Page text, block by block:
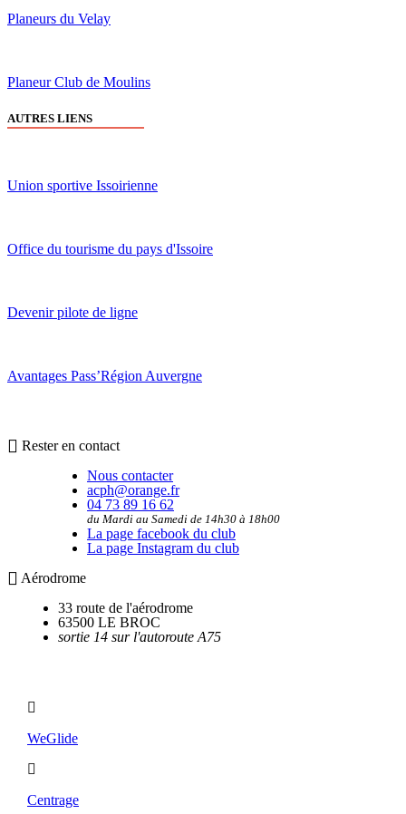
Planeurs du Velay
Planeur Club de Moulins
AUTRES LIENS
Union sportive Issoirienne
Office du tourisme du pays d'Issoire
Devenir pilote de ligne
Avantages Pass’Région Auvergne
Rester en contact
Nous contacter
acph@orange.fr
04 73 89 16 62
du Mardi au Samedi de 14h30 à 18h00
La page facebook du club
La page Instagram du club
Aérodrome
33 route de l'aérodrome
63500 LE BROC
sortie 14 sur l'autoroute A75
WeGlide
Centrage